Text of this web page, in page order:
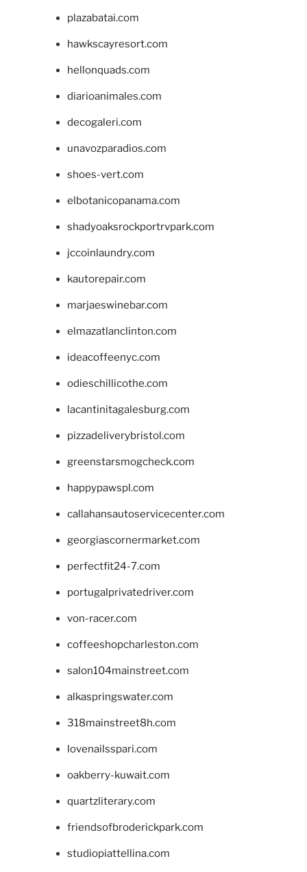
plazabatai.com
hawkscayresort.com
hellonquads.com
diarioanimales.com
decogaleri.com
unavozparadios.com
shoes-vert.com
elbotanicopanama.com
shadyoaksrockportrvpark.com
jccoinlaundry.com
kautorepair.com
marjaeswinebar.com
elmazatlanclinton.com
ideacoffeenyc.com
odieschillicothe.com
lacantinitagalesburg.com
pizzadeliverybristol.com
greenstarsmogcheck.com
happypawspl.com
callahansautoservicecenter.com
georgiascornermarket.com
perfectfit24-7.com
portugalprivatedriver.com
von-racer.com
coffeeshopcharleston.com
salon104mainstreet.com
alkaspringswater.com
318mainstreet8h.com
lovenailsspari.com
oakberry-kuwait.com
quartzliterary.com
friendsofbroderickpark.com
studiopiattellina.com